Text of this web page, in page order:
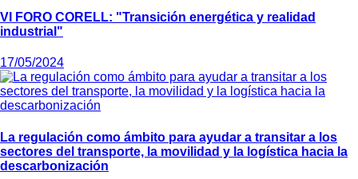
VI FORO CORELL: "Transición energética y realidad
industrial"
17/05/2024
La regulación como ámbito para ayudar a transitar a los
sectores del transporte, la movilidad y la logística hacia la
descarbonización